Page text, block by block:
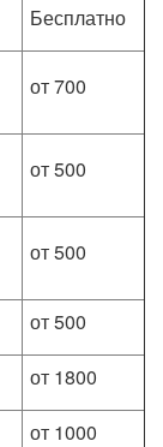
Бесплатно
от 700
от 500
от 500
от 500
от 1800
от 1000